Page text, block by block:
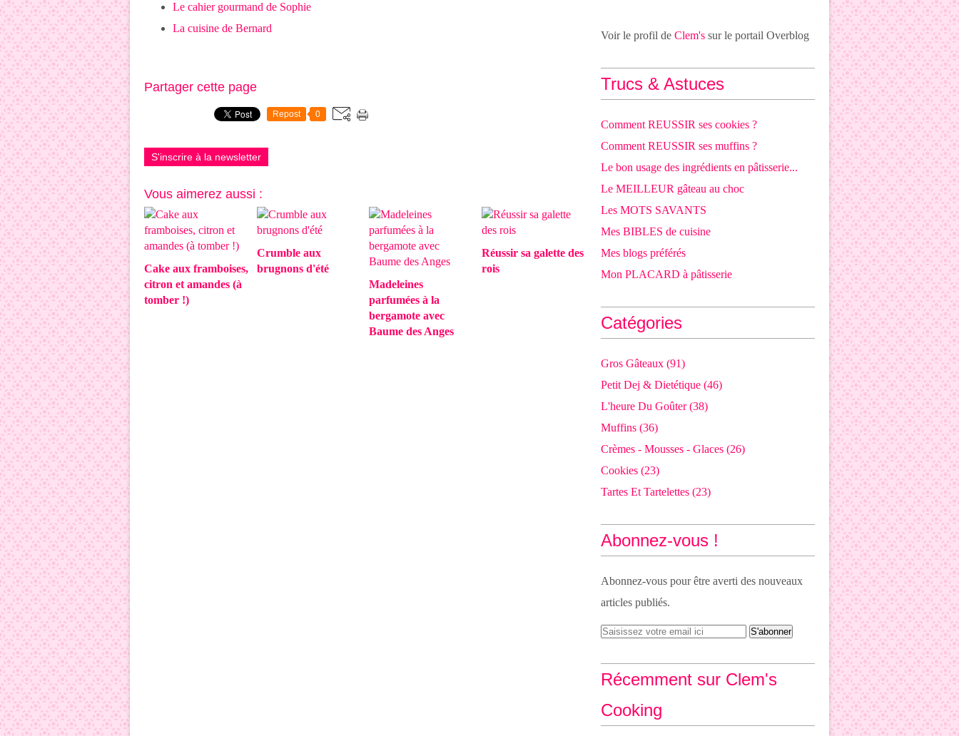
Le cahier gourmand de Sophie
La cuisine de Bernard
Partager cette page
Repost 0
S'inscrire à la newsletter
Vous aimerez aussi :
Cake aux framboises,
citron et amandes (à
tomber !)
Crumble aux
brugnons d'été
Madeleines
parfumées à la
bergamote avec
Baume des Anges
Réussir sa galette des
rois
Voir le profil de Clem's sur le portail Overblog
Trucs & Astuces
Comment REUSSIR ses cookies ?
Comment REUSSIR ses muffins ?
Le bon usage des ingrédients en pâtisserie...
Le MEILLEUR gâteau au choc
Les MOTS SAVANTS
Mes BIBLES de cuisine
Mes blogs préférés
Mon PLACARD à pâtisserie
Catégories
Gros Gâteaux (91)
Petit Dej & Dietétique (46)
L'heure Du Goûter(38)
Muffins (36)
Crèmes - Mousses - Glaces (26)
Cookies (23)
Tartes Et Tartelettes (23)
Abonnez-vous !
Abonnez-vous pour être averti des nouveaux
articles publiés.
Récemment sur Clem's
Cooking